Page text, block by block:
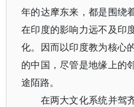
年的达摩东来，都是围绕
在印度的影响力远不及印
化。因而以印度教为核心
的中国，尽管是地缘上的
途陌路。
在两大文化系统并驾